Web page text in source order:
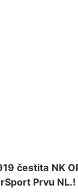
čestita NK
Prvu NL.!